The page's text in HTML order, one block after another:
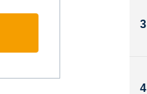
3
4